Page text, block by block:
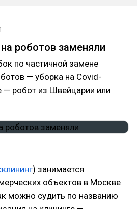
роботов заменяли
по частичной замене
— уборка на Covid-
— робот из Швейцарии или
) занимается
объектов в Москве
можно судить по названию